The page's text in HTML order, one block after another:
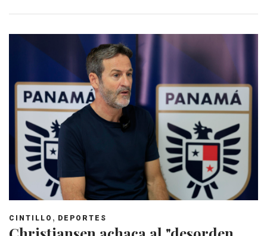
CINTILLO , DEPORTES